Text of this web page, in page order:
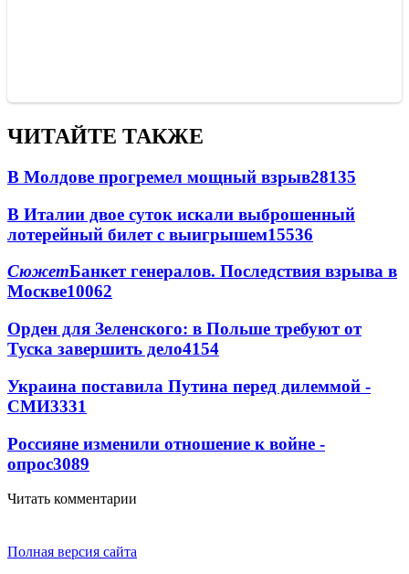
ЧИТАЙТЕ ТАКЖЕ
В Молдове прогремел мощный взрыв28135
В Италии двое суток искали выброшенный
лотерейный билет с выигрышем15536
СюжетБанкет генералов. Последствия взрыва в
Москве10062
Орден для Зеленского: в Польше требуют от
Туска завершить дело4154
Украина поставила Путина перед дилеммой -
СМИ3331
Россияне изменили отношение к войне -
опрос3089
Читать комментарии
Полная версия сайта